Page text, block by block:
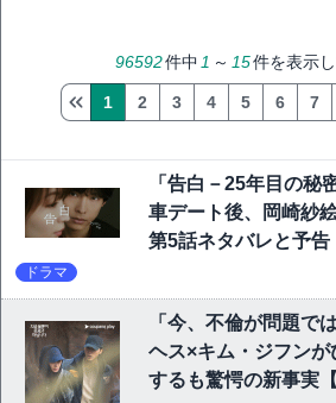
96592件中 1 ～ 15件を表示し
1 2 3 4 5 6 7
「告白－25年目の秘
車デート後、岡崎紗
第5話ネタバレと予告
ドラマ
「今、不倫が問題で
ヘス×キム・ジフン
するも驚愕の新事実